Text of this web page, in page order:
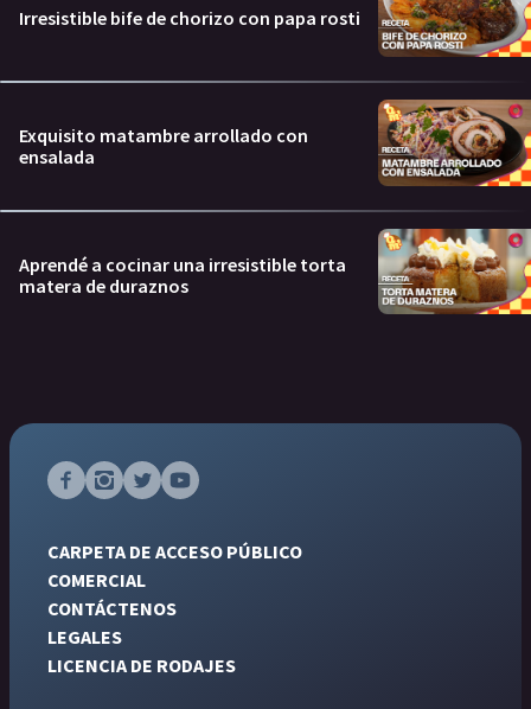
Irresistible bife de chorizo con papa rosti
Exquisito matambre arrollado con
ensalada
Aprendé a cocinar una irresistible torta
matera de duraznos
CARPETA DE ACCESO PÚBLICO
COMERCIAL
CONTÁCTENOS
LEGALES
LICENCIA DE RODAJES